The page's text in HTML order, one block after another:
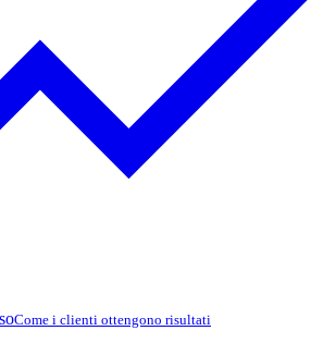
Come i clienti ottengono risultati